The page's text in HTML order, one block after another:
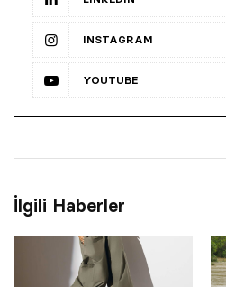
INSTAGRAM
YOUTUBE
İlgili Haberler